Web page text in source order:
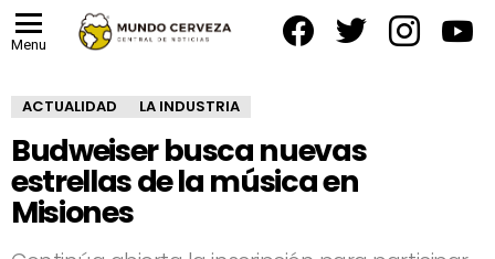
Menu
ACTUALIDAD LA INDUSTRIA
Budweiser busca nuevas
estrellas de la música en
Misiones